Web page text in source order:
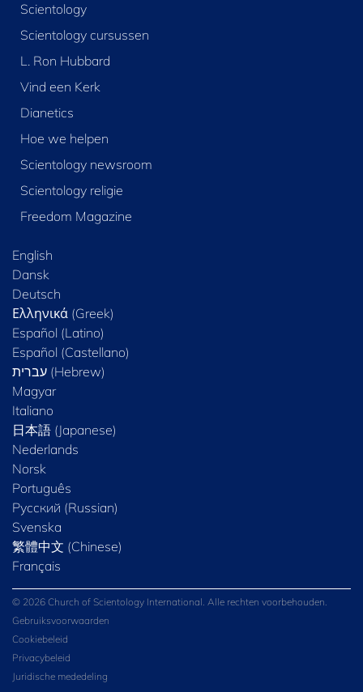
Scientology
Scientology cursussen
L. Ron Hubbard
Vind een Kerk
Dianetics
Hoe we helpen
Scientology newsroom
Scientology religie
Freedom Magazine
English
Dansk
Deutsch
Ελληνικά (Greek)
Español (Latino)
Español (Castellano)
Magyar
Italiano
日本語 (Japanese)
Nederlands
Norsk
Português
Русский (Russian)
Svenska
繁體中文 (Chinese)
Français
© 2026 Church of Scientology International. Alle rechten voorbehouden.
Gebruiksvoorwaarden
Cookiebeleid
Privacybeleid
Juridische mededeling